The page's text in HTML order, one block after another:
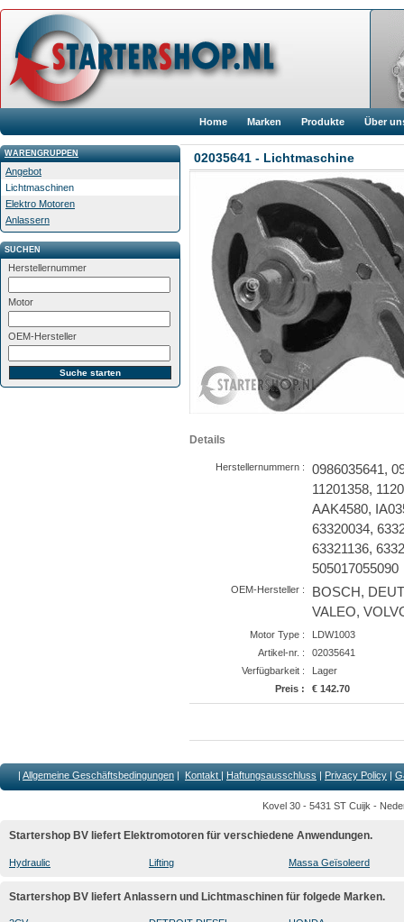
Home Marken Produkte Über
WARENGRUPPEN
Angebot
Lichtmaschinen
Elektro Motoren
Anlassern
SUCHEN
Herstellernummer
Motor
OEM-Hersteller
02035641 - Lichtmaschine
Details
Herstellernummern :
0986035641,
11201358,
AAK4580,
63320034,
63321136,
505017055090
OEM-Hersteller :
BOSCH,
VALEO,
Motor Type :
LDW1003
Artikel-nr. :
02035641
Verfügbarkeit :
Lager
Preis :
€ 142.70
| Allgemeine Geschäftsbedingungen | Kontakt | Haftungsausschluss | Privacy Policy |
Kovel 30 - 5431 ST Cuijk -
Startershop BV liefert Elektromotoren für verschiedene Anwendungen.
Hydraulic Lifting Massa Geïsoleerd
Startershop BV liefert Anlassern und Lichtmaschinen für folgede Marken.